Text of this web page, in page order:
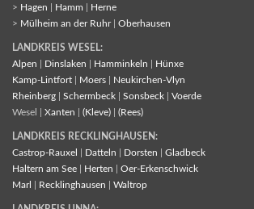
> Hagen Hamm
Herne
> Mülheim an der Ruhr| Oberhausen
LANDKREIS WESEL:
Alpen
Dinslaken Hamminkeln
Hünxe
Kamp-Lintfort
Moers
Neukirchen-Vlyn
Rheinberg
Schermbeck Sonsbeck
Voerde
Wesel | Xanten (Kleve) (Rees)
LANDKREIS RECKLINGHAUSEN:
Castrop-Rauxel
Datteln Dorsten
Gladbeck
Haltern am See
Herten
Oer-Erkenschwick
Marl
Recklinghausen Waltrop